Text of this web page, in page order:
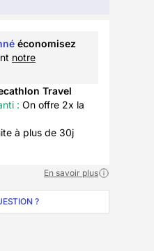
économisez
notre
Travel
: On offre 2x la
à plus de 30j
En savoir plus
?